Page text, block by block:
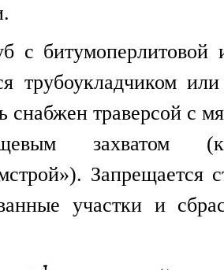
с битумоперлитовой
трубоукладчиком
снабжен траверсой с
захватом
Запрещается
участки и